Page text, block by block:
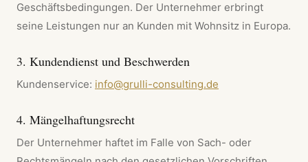
Geschäftsbedingungen. Der Unternehmer erbringt
seine Leistungen nur an Kunden mit Wohnsitz in Europa.
3. Kundendienst und Beschwerden
Kundenservice: info@grulli-consulting.de
4. Mängelhaftungsrecht
Der Unternehmer haftet im Falle von Sach- oder